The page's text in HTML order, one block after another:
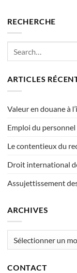
RECHERCHE
ARTICLES
Valeur en douane à
Emploi du
Le contentieux du
Droit international
Assujettissement
ARCHIVES
CONTACT